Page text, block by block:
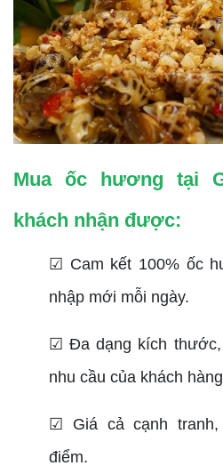
Mua ốc hương tại
khách nhận được:
☑ Cam kết 100% ốc
nhập mới mỗi ngày.
☑ Đa dạng kích
nhu cầu của khách
☑ Giá cả cạnh
điểm.